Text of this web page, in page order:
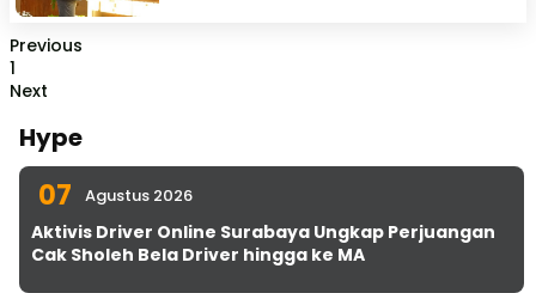
Previous
1
Next
Hype
07 Agustus 2026
Aktivis Driver Online Surabaya Ungkap Perjuangan
Cak Sholeh Bela Driver hingga ke MA